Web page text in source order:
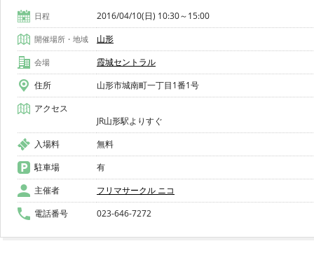
日程 2016/04/10(日) 10:30～15:00
開催場所・地域 山形
会場
霞城セントラル
住所
山形市城南町一丁目1番1号
アクセス
入場料
無料
駐車場
有
主催者
フリマサークル ニコ
電話番号
023-646-7272